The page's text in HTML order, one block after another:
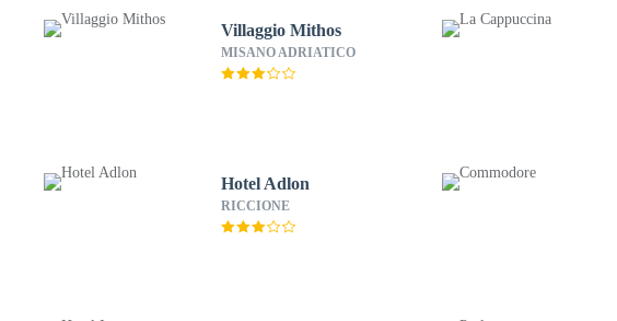
Villaggio Mithos
MISANO ADRIATICO
Hotel Adlon
RICCIONE